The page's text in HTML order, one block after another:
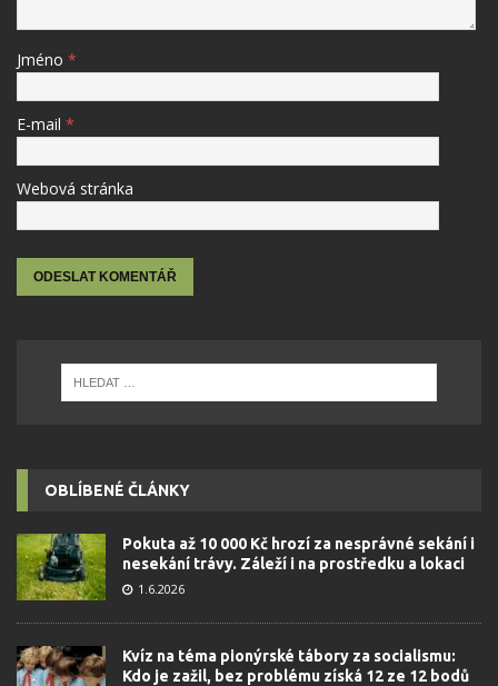
Jméno *
E-mail *
Webová stránka
OBLÍBENÉ ČLÁNKY
Pokuta až 10 000 Kč hrozí za nesprávné sekání i
nesekání trávy. Záleží i na prostředku a lokaci
1.6.2026
Kvíz na téma pionýrské tábory za socialismu:
Kdo je zažil, bez problému získá 12 ze 12 bodů